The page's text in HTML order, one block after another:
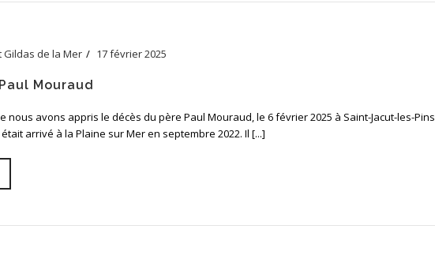
Gildas de la Mer 17 février 2025
Mouraud
nous avons appris le décès du père Paul Mouraud, le 6 février 2025 à Saint-Jacut-les-Pins
arrivé à la Plaine sur Mer en septembre 2022. Il [...]